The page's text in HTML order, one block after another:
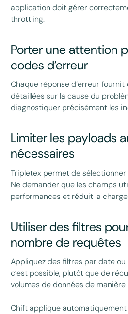
application doit gérer
throttling.
Porter une attention
codes d’erreur
Chaque réponse d’erreur
détaillées sur la cause du
diagnostiquer précisément les
Limiter les payloads
nécessaires
Tripletex permet de
Ne demander que les champs
performances et réduit la charge
Utiliser des filtres
nombre de requêtes
Appliquez des filtres par date
c’est possible, plutôt que de
volumes de données de
Chift applique